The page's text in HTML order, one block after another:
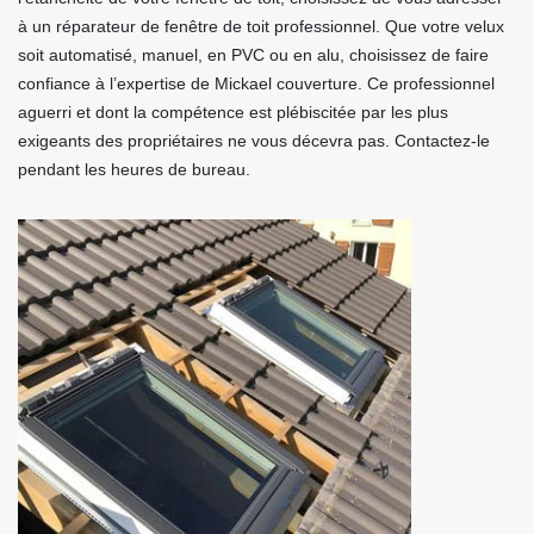
à un réparateur de fenêtre de toit professionnel. Que votre velux
soit automatisé, manuel, en PVC ou en alu, choisissez de faire
confiance à l’expertise de Mickael couverture. Ce professionnel
aguerri et dont la compétence est plébiscitée par les plus
exigeants des propriétaires ne vous décevra pas. Contactez-le
pendant les heures de bureau.